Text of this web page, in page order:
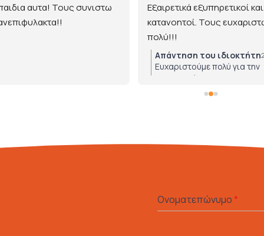
αυτα! Τους συνιστω
Εξαιρετικά εξυπηρετικοί και
κατανοητοί. Τους
πολύ!!!
Απάντηση του ιδιοκτήτη
Ευχαριστούμε πολύ για την
εμπιστοσύνη!
Ονοματεπώνυμο *